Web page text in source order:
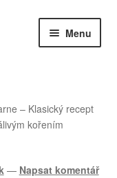
Menu
– Klasický recept
kořením
— Napsat komentář